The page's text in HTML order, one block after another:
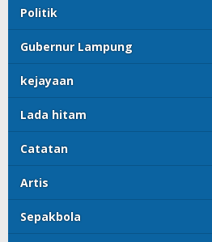
Politik
Gubernur Lampung
kejayaan
Lada hitam
Catatan
Artis
Sepakbola